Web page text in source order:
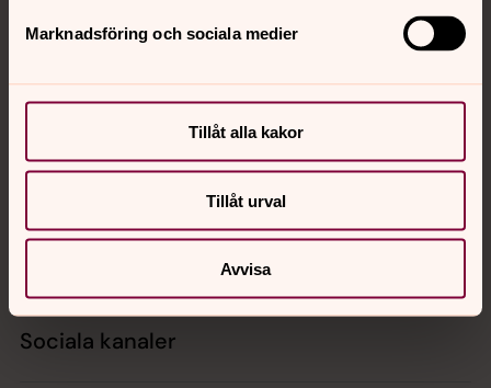
Marknadsföring och sociala medier
Tillåt alla kakor
Tillåt urval
Avvisa
Kontakt
Kalender
Sociala kanaler